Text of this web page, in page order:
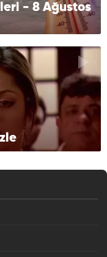
- 8 Ağustos